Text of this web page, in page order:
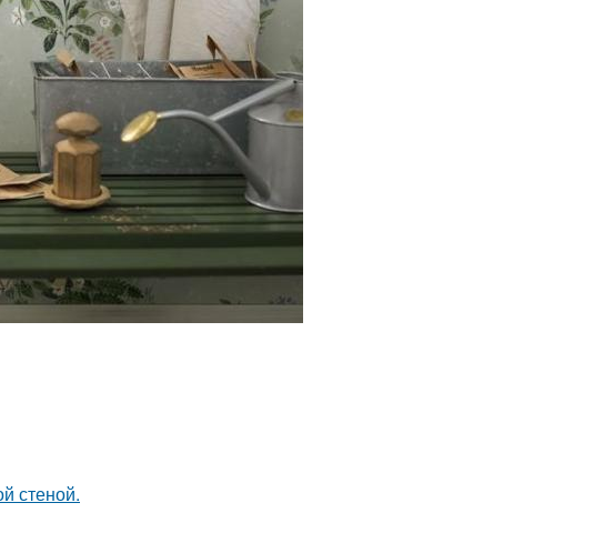
стеной.